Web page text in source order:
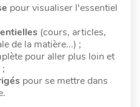
pour visualiser l'essentiel
(cours, articles,
de la matière...) ;
pour aller plus loin et
pour se mettre dans